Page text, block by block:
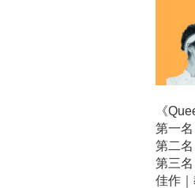
《
第一名
第二名
第三
佳作｜